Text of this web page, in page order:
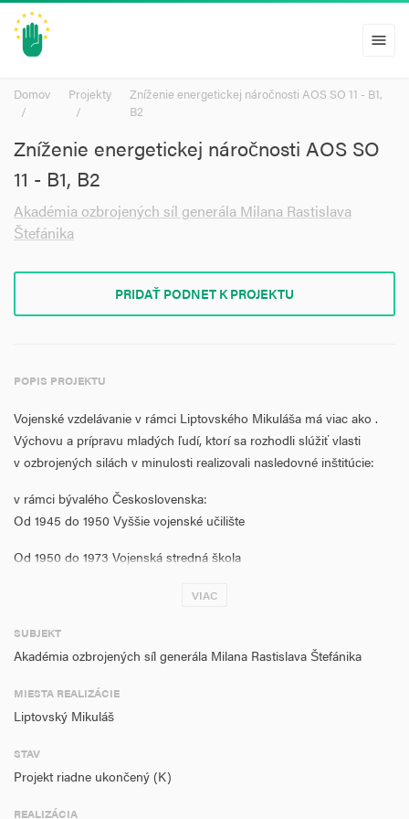
menu
Domov Projekty
Zníženie energetickej náročnosti AOS SO 11 - B1,
B2
Zníženie energetickej náročnosti AOS SO
11 - B1, B2
Akadémia ozbrojených síl generála Milana Rastislava
Štefánika
PRIDAŤ PODNET K PROJEKTU
POPIS PROJEKTU
Vojenské vzdelávanie v rámci Liptovského Mikuláša má viac ako .
Výchovu a prípravu mladých ľudí, ktorí sa rozhodli slúžiť vlasti
v ozbrojených silách v minulosti realizovali nasledovné inštitúcie:
v rámci bývalého Československa:
Od 1945 do 1950 Vyššie vojenské učilište
Od 1950 do 1973 Vojenská stredná škola
Od 1973 do 1993 Vojenská vysoká technická škola
po vzniku samostatnej Slovenskej republiky 1. januára 1993:
Od 1993 do 2004 Vojenská akadémia
Od 2004 do 2008 Národná akadémia obrany (nevysokoškolská
inštitúcia)
Od 2004 do teraz Akadémia ozbrojených síl generála M. R.
Štefánika .
Vojenské vysoké školstvo, ktoré tvorí bezprostredne históriu
VIAC
SUBJEKT
Akadémia ozbrojených síl generála Milana Rastislava Štefánika
MIESTA REALIZÁCIE
Liptovský Mikuláš
STAV
Projekt riadne ukončený (K)
REALIZÁCIA